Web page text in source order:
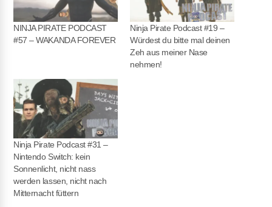
NINJA PIRATE PODCAST
#57 – WAKANDA FOREVER
Ninja Pirate Podcast #19 –
Würdest du bitte mal deinen
Zeh aus meiner Nase
nehmen!
Ninja Pirate Podcast #31 –
Nintendo Switch: kein
Sonnenlicht, nicht nass
werden lassen, nicht nach
Mitternacht füttern